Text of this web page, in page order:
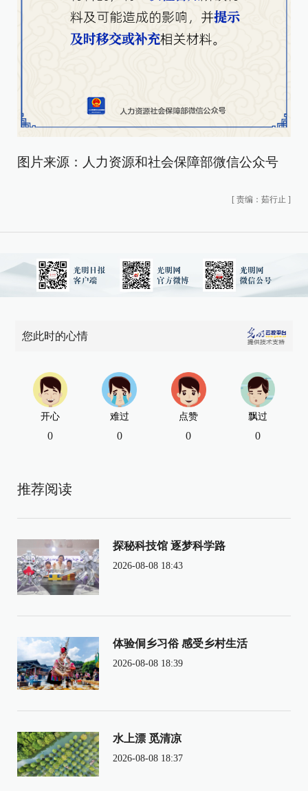
图片来源：人力资源和社会保障部微信公众号
[ 责编：茹行止 ]
您此时的心情
开心
0
难过
0
点赞
0
飘过
0
推荐阅读
探秘科技馆 逐梦科学路
2026-08-08 18:43
体验侗乡习俗 感受乡村生活
2026-08-08 18:39
水上漂 觅清凉
2026-08-08 18:37